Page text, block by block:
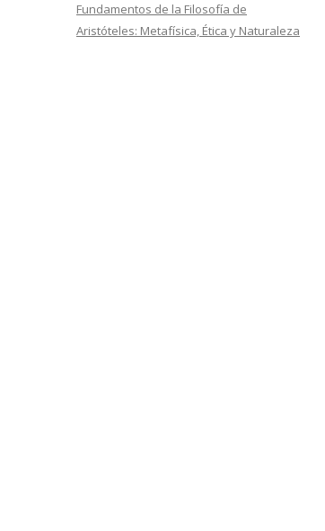
Fundamentos de la Filosofía de
Aristóteles: Metafísica, Ética y Naturaleza